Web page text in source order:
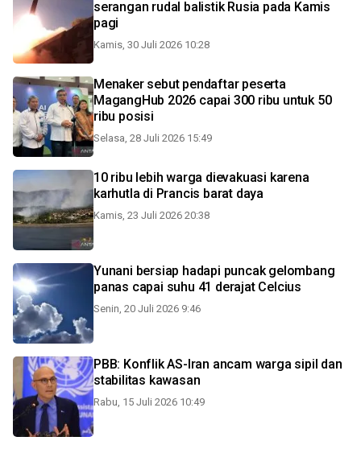
serangan rudal balistik Rusia pada Kamis
pagi
Kamis, 30 Juli 2026 10:28
Menaker sebut pendaftar peserta
MagangHub 2026 capai 300 ribu untuk 50
ribu posisi
Selasa, 28 Juli 2026 15:49
10 ribu lebih warga dievakuasi karena
karhutla di Prancis barat daya
Kamis, 23 Juli 2026 20:38
Yunani bersiap hadapi puncak gelombang
panas capai suhu 41 derajat Celcius
Senin, 20 Juli 2026 9:46
PBB: Konflik AS-Iran ancam warga sipil dan
stabilitas kawasan
Rabu, 15 Juli 2026 10:49